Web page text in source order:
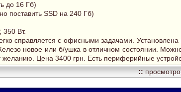
до 16 Гб)
поставить SSD на 240 Гб)
350 Вт.
справляется с офисными задачами.
новое или б/ушка в отличном состоянии.
Цена 3400 грн. Есть периферийные
::